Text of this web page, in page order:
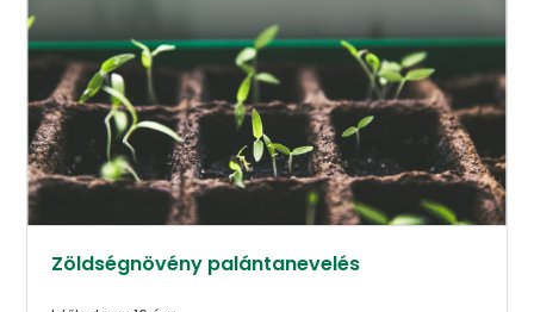
Zöldségnövény palántanevelés